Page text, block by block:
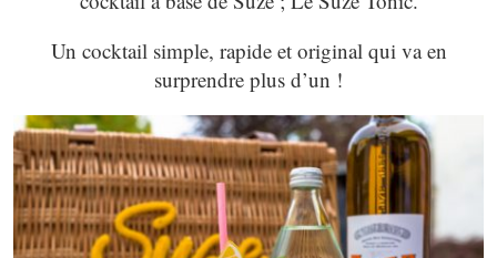
Un cocktail simple, rapide et original qui va en
surprendre plus d’un !